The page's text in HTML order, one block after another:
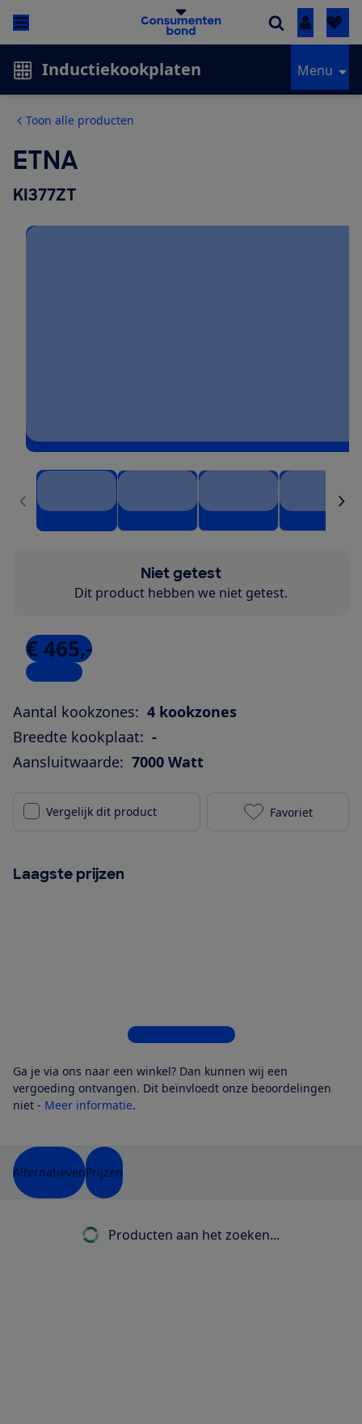
Inloggen
Inductiekookplaten Menu
Toon alle producten
ETNA
KI377ZT
Niet getest
Dit product hebben we niet getest.
€ 465,-
6 winkels
Aantal kookzones: 4 kookzones
Breedte kookplaat: -
Aansluitwaarde: 7000 Watt
Vergelijk dit product ETNA
Favoriet
Laagste prijzen
Bekijk alle 6 winkels
Ga je via ons naar een winkel? Dan kunnen wij een
vergoeding ontvangen. Dit beïnvloedt onze beoordelingen
niet - Meer informatie.
AlternatievenPrijzen
Producten aan het zoeken...